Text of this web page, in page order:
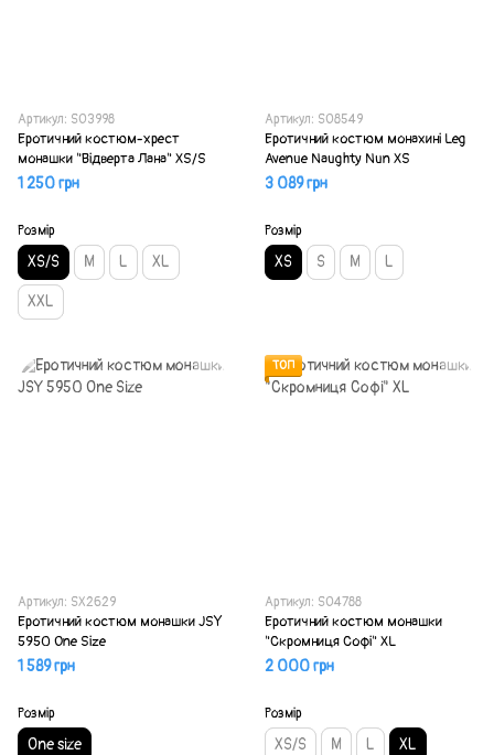
Артикул: SO3998
Еротичний костюм-хрест
монашки "Відверта Лана" XS/S
1 250 грн
Розмір
XS/S M L XL
XXL
Артикул: SO8549
Еротичний костюм монахині Leg
Avenue Naughty Nun XS
3 089 грн
Розмір
XS S M L
Артикул: SX2629
Еротичний костюм монашки JSY
5950 One Size
1 589 грн
Розмір
One size
ТОП
Артикул: SO4788
Еротичний костюм монашки
"Скромниця Софі" XL
2 000 грн
Розмір
XS/S M L XL